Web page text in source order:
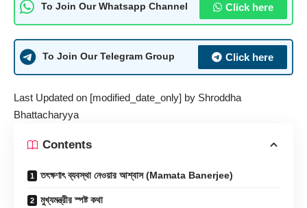
To Join Our Whatsapp Channel Click here
To Join Our Telegram Group Click here
Last Updated on [modified_date_only] by Shroddha
Bhattacharyya
Contents
তৎক্ষণাৎ ব্যবস্থা নেওয়ার আশ্বাস (Mamata Banerjee)
মুখ্যমন্ত্রীর স্পষ্ট কথা